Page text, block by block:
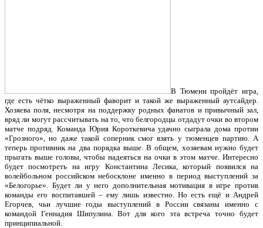
В Тюмени пройдёт игра,
где есть чётко выраженный фаворит и такой же выраженный аутсайдер.
Хозяева поля, несмотря на поддержку родных фанатов и привычный зал,
вряд ли могут рассчитывать на то, что белгородцы отдадут очки во втором
матче подряд. Команда Юрия Короткевича удачно сыграла дома протии
«Грозного», но даже такой соперник смог взять у тюменцев партию. А
теперь противник на два порядка выше. В общем, хозяевам нужно будет
прыгать выше головы, чтобы надеяться на очки в этом матче. Интересно
будет посмотреть на игру Константина Лесика, который появился на
волейбольном российском небосклоне именно в период выступлений за
«Белогорье». Будет ли у него дополнительная мотивация в игре против
команды его воспитавшей – ему лишь известно. Но есть ещё и Андрей
Егорчев, чьи лучшие годы выступлений в России связаны именно с
командой Геннадия Шипулина. Вот для кого эта встреча точно будет
принципиальной.